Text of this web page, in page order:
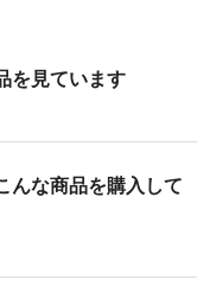
を見ています
んな商品を購入して